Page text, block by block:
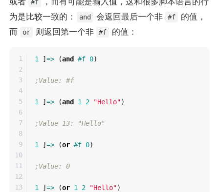
#f
为是比较一致的：
and 会返回最后一个非 #f
的值，
而
or 则返回第一个非 #f 的值：
1
2
3
4
5
6
7
8
9
10
11
12
13
1 ] => (and #f 0)
;Value: #f
1 ] => (and 1 2 "Hello")
;Value 13: "Hello"
1 ] => (or #f 0)
;Value: 0
1 ] => (or 1 2 "Hello")